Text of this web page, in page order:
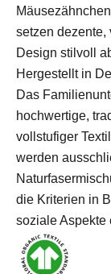
setzen dezente,
Design stilvoll
Hergestellt in
Das
hochwertige,
vollstufiger
werden
die Kriterien in
soziale Aspekte